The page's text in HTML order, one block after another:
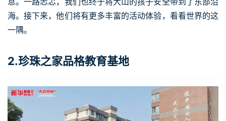
海。接下来，他们将有更多丰富的活动体验，看看世界的这
一隅。
2.珍珠之家品格教育基地